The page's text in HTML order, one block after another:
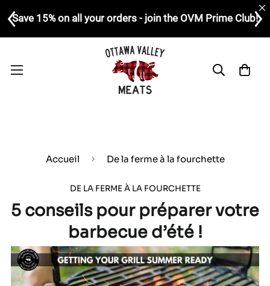
Save 15% on all your orders - join the OVM Prime Club!
Accueil De la ferme à la fourchette
DE LA FERME À LA FOURCHETTE
5 conseils pour préparer votre
barbecue d’été !